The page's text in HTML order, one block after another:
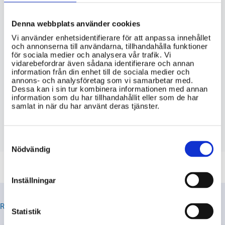
Denna webbplats använder cookies
Vi använder enhetsidentifierare för att anpassa innehållet
och annonserna till användarna, tillhandahålla funktioner
för sociala medier och analysera vår trafik. Vi
vidarebefordrar även sådana identifierare och annan
information från din enhet till de sociala medier och
annons- och analysföretag som vi samarbetar med.
Dessa kan i sin tur kombinera informationen med annan
information som du har tillhandahållit eller som de har
samlat in när du har använt deras tjänster.
Selection
Nödvändig
Inställningar
Statistik
VIKTIG INFORMATION
Hur länge är ett körkortstillstånd giltigt
i Sverige?
Vilka krav finns på ålder och boende för
att få körkortstillstånd i Sverige?
RELATERADE TIPS